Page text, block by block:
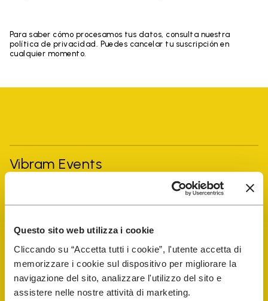
Questo sito web utilizza i cookie
Cliccando su “Accetta tutti i cookie”, l'utente accetta di
memorizzare i cookie sul dispositivo per migliorare la
navigazione del sito, analizzare l'utilizzo del sito e
assistere nelle nostre attività di marketing.
Para saber cómo procesamos tus datos, consulta nuestra
política de privacidad. Puedes cancelar tu suscripción en
cualquier momento.
Vibram Events
FiveFingers Guía
Tienda
Localizador de reparadores de
calzado